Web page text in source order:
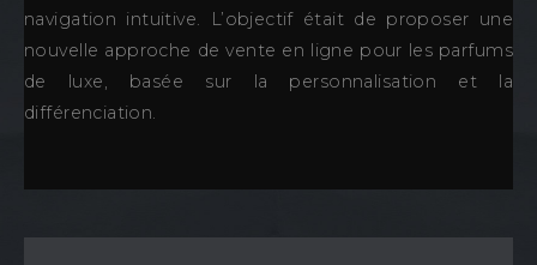
navigation intuitive. L’objectif était de proposer une
nouvelle approche de vente en ligne pour les parfums
de luxe, basée sur la personnalisation et la
différenciation.